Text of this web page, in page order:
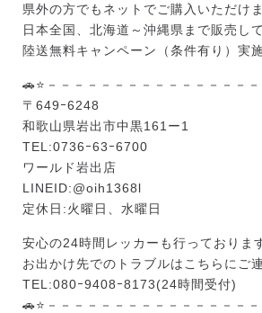
県外の方でもネットでご購入いただけま
日本全国、北海道～沖縄県まで販売し
陸送無料キャンペーン（条件有り）実施
🚗⭐－－－－－－－－－－－－－－－－
〒649ｰ6248
和歌山県岩出市中黒161ー1
TEL:0736ｰ63ｰ6700
ワールド岩出店
LINEID:@oih1368l
定休日:火曜日、水曜日
安心の24時間レッカーも行っておりま
お出かけ先でのトラブルはこちらにご
TEL:080ｰ9408ｰ8173(24時間受付)
🚗⭐－－－－－－－－－－－－－－－－